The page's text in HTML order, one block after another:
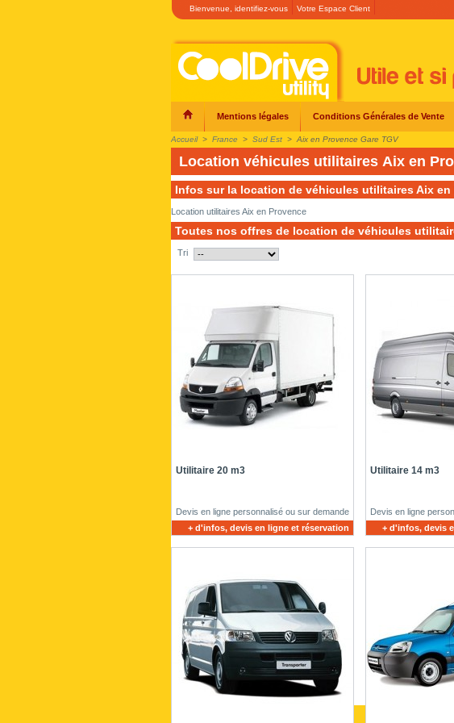
Bienvenue, identifiez-vous Votre Espace Client
Mentions légales Conditions Générales de Vente
Accueil > France > Sud Est > Aix en Provence Gare TGV
Location véhicules utilitaires Aix en
Infos sur la location de véhicules utilitaires Aix en
Location utilitaires Aix en Provence
Toutes nos offres de location de véhicules
Tri
Utilitaire 20 m3
Devis en ligne personnalisé ou sur demande
+ d'infos, devis en ligne et réservation
Utilitaire 14 m3
Devis en ligne
+ d'infos, devis